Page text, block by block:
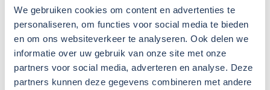
We gebruiken cookies om content en advertenties te
personaliseren, om functies voor social media te bieden
en om ons websiteverkeer te analyseren. Ook delen we
informatie over uw gebruik van onze site met onze
partners voor social media, adverteren en analyse. Deze
partners kunnen deze gegevens combineren met andere
speciale regels over hoe er met asbest omgegaan
moet worden. Asbest kan ingedeeld worden in
risicoklassen. Risicoklasse 1: laag risico en risicoklasse 2:
hoog risico. Het verwijderen van risicoklasse 2 asbest
mag alleen gedaan worden door gecertificeerde
asbestverwijderaars.